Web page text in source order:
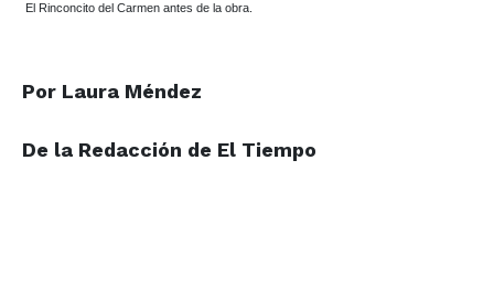
El Rinconcito del Carmen antes de la obra.
Por Laura Méndez
De la Redacción de El Tiempo